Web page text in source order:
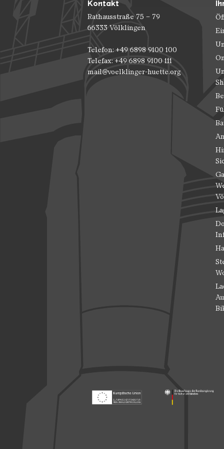
Kontakt
Rathausstraße 75 – 79
66333 Völklingen
Telefon: +49 6898 9100 100
Telefax: +49 6898 9100 111
mail@voelklinger-huette.org